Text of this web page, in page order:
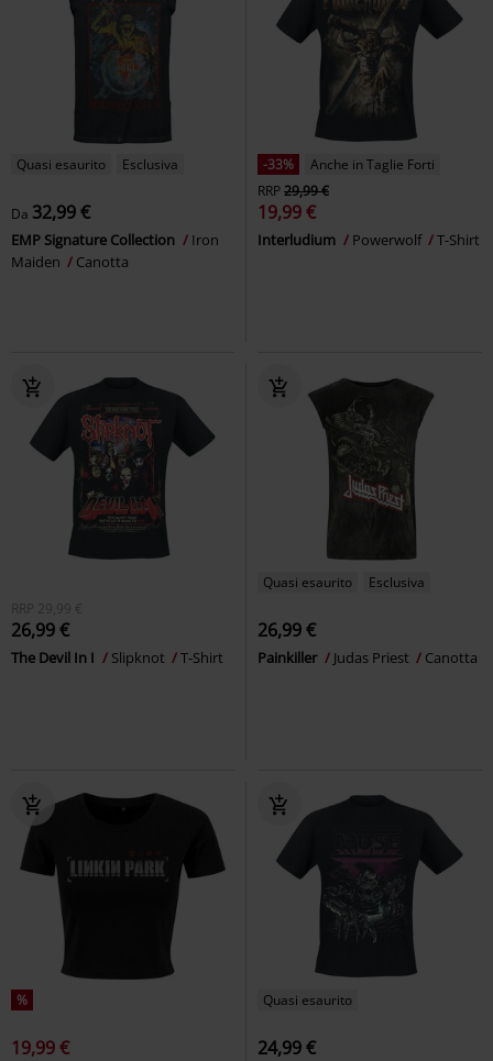
Quasi esaurito Esclusiva
Da 32,99 €
EMP Signature Collection
Iron
Maiden
Canotta
-33%
Anche in Taglie Forti
RRP29,99 €
19,99 €
Interludium Powerwolf T-Shirt
RRP 29,99 €
26,99 €
The Devil In I Slipknot T-Shirt
Quasi esaurito Esclusiva
26,99 €
Painkiller Judas Priest Canotta
%
19,99 €
Quasi esaurito
24,99 €